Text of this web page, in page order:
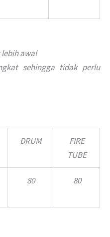
lebih awal
sehingga tidak perlu
DRUM
FIRE
TUBE
80 80